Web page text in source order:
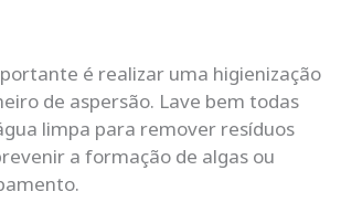
é realizar uma higienização
de aspersão. Lave bem todas
limpa para remover resíduos
a formação de algas ou